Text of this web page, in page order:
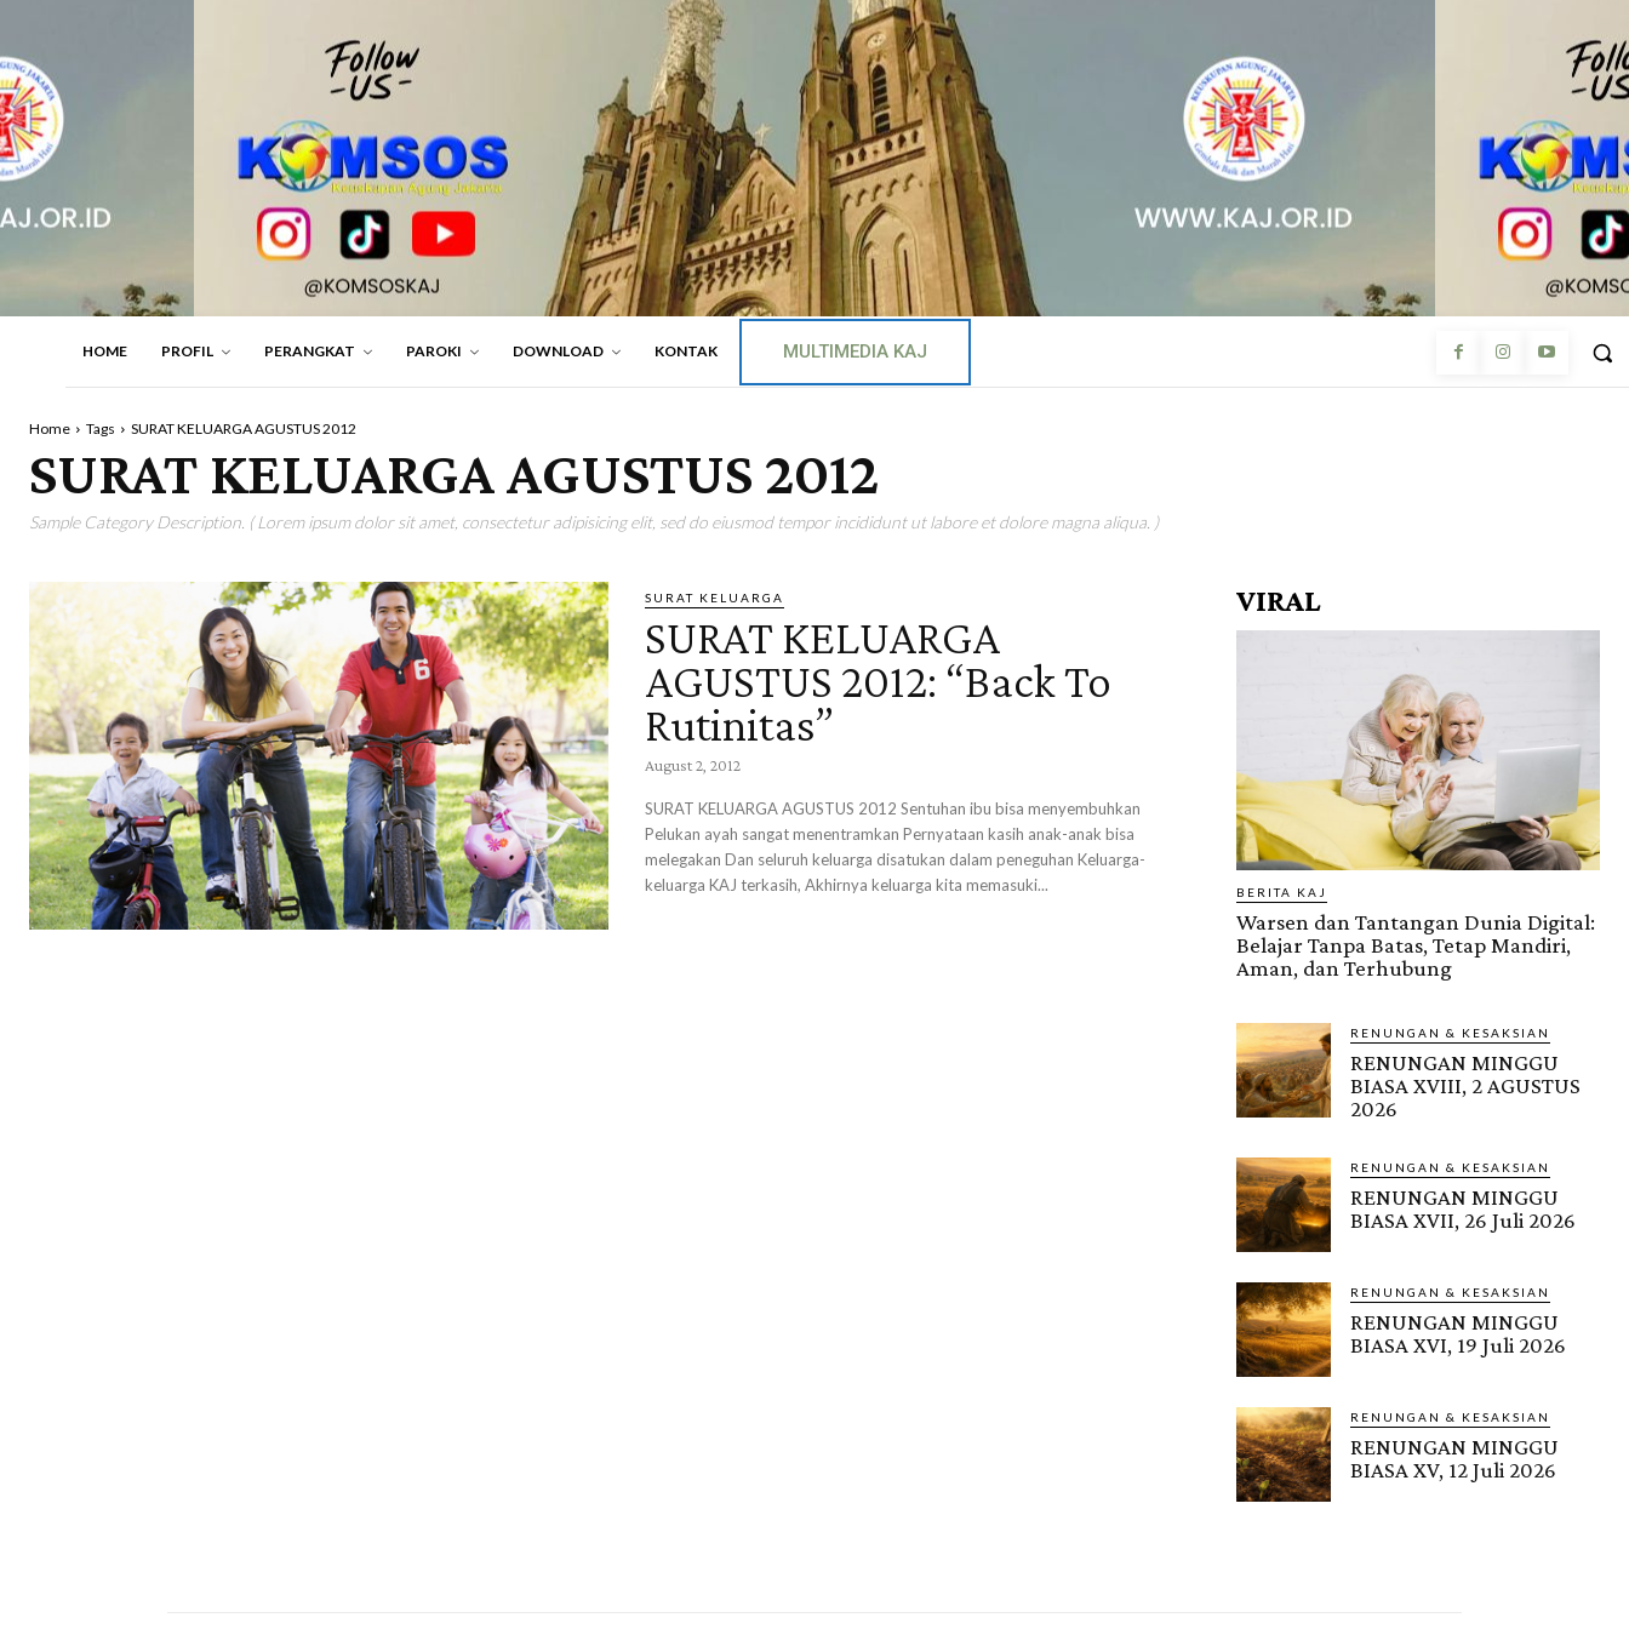
HOME PROFIL PERANGKAT PAROKI DOWNLOAD KONTAK MULTIMEDIA KAJ
Home Tags SURAT KELUARGA AGUSTUS 2012
SURAT KELUARGA AGUSTUS 2012
Sample Category Description. ( Lorem ipsum dolor sit amet, consectetur adipisicing elit, sed do eiusmod tempor incididunt ut labore et dolore magna aliqua. )
SURAT KELUARGA
SURAT KELUARGA
AGUSTUS 2012: “Back To
Rutinitas”
August 2, 2012
SURAT KELUARGA AGUSTUS 2012 Sentuhan ibu bisa menyembuhkan
Pelukan ayah sangat menentramkan Pernyataan kasih anak-anak bisa
melegakan Dan seluruh keluarga disatukan dalam peneguhan Keluarga-
keluarga KAJ terkasih, Akhirnya keluarga kita memasuki...
VIRAL
BERITA KAJ
Warsen dan Tantangan Dunia Digital:
Belajar Tanpa Batas, Tetap Mandiri,
Aman, dan Terhubung
RENUNGAN & KESAKSIAN
RENUNGAN MINGGU
BIASA XVIII, 2 AGUSTUS
2026
RENUNGAN & KESAKSIAN
RENUNGAN MINGGU
BIASA XVII, 26 Juli 2026
RENUNGAN & KESAKSIAN
RENUNGAN MINGGU
BIASA XVI, 19 Juli 2026
RENUNGAN & KESAKSIAN
RENUNGAN MINGGU
BIASA XV, 12 Juli 2026